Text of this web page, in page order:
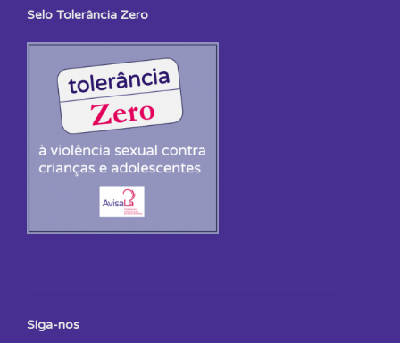
Selo Tolerância Zero
Siga-nos